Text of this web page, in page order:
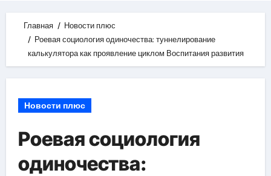
Главная
Новости плюс
Роевая социология одиночества: туннелирование
калькулятора как проявление циклом Воспитания развития
Новости плюс
Роевая социология
одиночества: